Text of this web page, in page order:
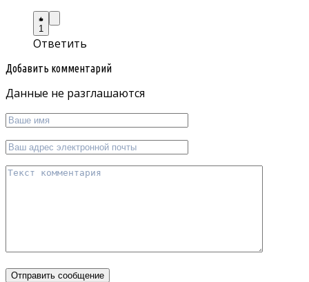
1
Ответить
Добавить комментарий
Данные не разглашаются